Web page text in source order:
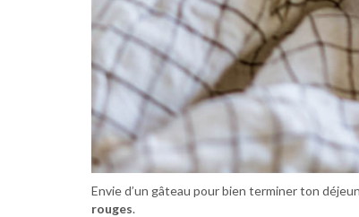
Envie d’un gâteau pour bien terminer ton
rouges.